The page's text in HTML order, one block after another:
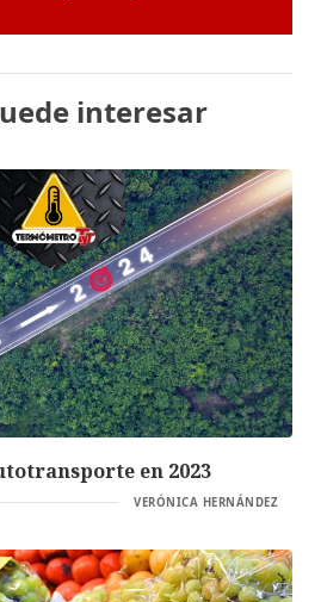
interesar
en 2023
VERÓNICA HERNÁNDEZ